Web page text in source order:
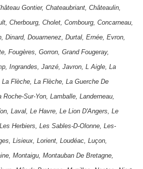
Gontier, Chateaubriant, Châteaulin,
, Cherbourg, Cholet, Combourg, Concarneau,
, Dinard, Douarnenez, Durtal, Ernée, Evron,
, Fougères, Gorron, Grand Fougeray,
, Ingrandes, Janzé, Javron, L Aigle, La
La Flèche, La Flèche, La Guerche De
Roche-Sur-Yon, Lamballe, Landerneau,
, Laval, Le Havre, Le Lion D'Angers, Le
Les Herbiers, Les Sables-D-Olonne, Les-
, Lisieux, Lorient, Loudéac, Luçon,
, Montaigu, Montauban De Bretagne,